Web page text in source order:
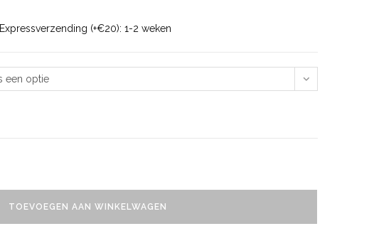
(+€20): 1-2 weken
een optie
TOEVOEGEN AAN WINKELWAGEN